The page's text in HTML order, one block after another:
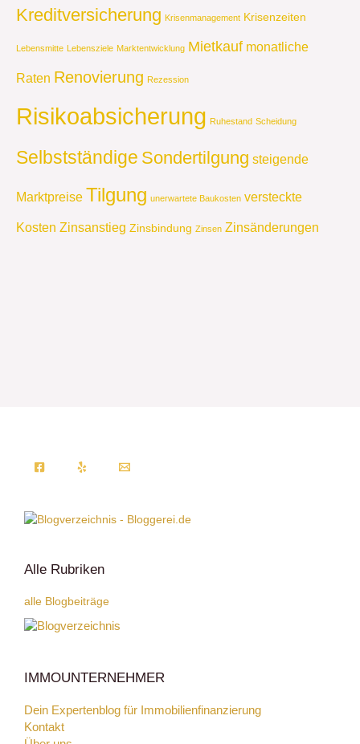
Kreditversicherung Krisenmanagement Krisenzeiten
Lebensmitte Lebensziele Marktentwicklung Mietkauf monatliche
Raten Renovierung Rezession
Risikoabsicherung Ruhestand Scheidung
Selbstständige Sondertilgung steigende
Marktpreise Tilgung unerwartete Baukosten versteckte
Kosten Zinsanstieg Zinsbindung Zinsen Zinsänderungen
Alle Rubriken
alle Blogbeiträge
IMMOUNTERNEHMER
Dein Expertenblog für Immobilienfinanzierung
Kontakt